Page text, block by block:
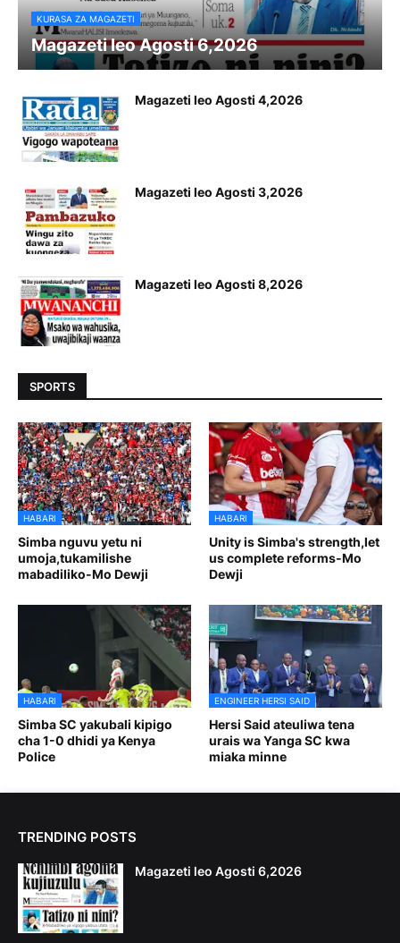
KURASA ZA MAGAZETI
Magazeti leo Agosti 6,2026
Magazeti leo Agosti 4,2026
Magazeti leo Agosti 3,2026
Magazeti leo Agosti 8,2026
SPORTS
HABARI
Simba nguvu yetu ni
umoja,tukamilishe
mabadiliko-Mo Dewji
HABARI
Unity is Simba's strength,let
us complete reforms-Mo
Dewji
HABARI
Simba SC yakubali kipigo
cha 1-0 dhidi ya Kenya
Police
ENGINEER HERSI SAID
Hersi Said ateuliwa tena
urais wa Yanga SC kwa
miaka minne
TRENDING POSTS
Magazeti leo Agosti 6,2026